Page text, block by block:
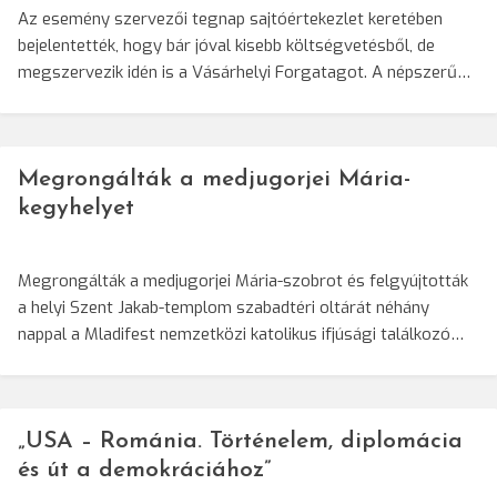
Az esemény szervezői tegnap sajtóértekezlet keretében
bejelentették, hogy bár jóval kisebb költségvetésből, de
megszervezik idén is a Vásárhelyi Forgatagot. A népszerű…
Megrongálták a medjugorjei Mária-
kegyhelyet
Megrongálták a medjugorjei Mária-szobrot és felgyújtották
a helyi Szent Jakab-templom szabadtéri oltárát néhány
nappal a Mladifest nemzetközi katolikus ifjúsági találkozó…
„USA – Románia. Történelem, diplomácia
és út a demokráciához”